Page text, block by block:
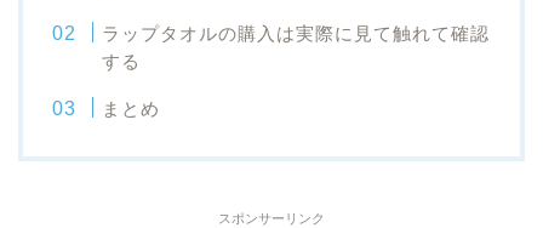
ラップタオルの購入は実際に見て触れて確認
する
まとめ
スポンサーリンク